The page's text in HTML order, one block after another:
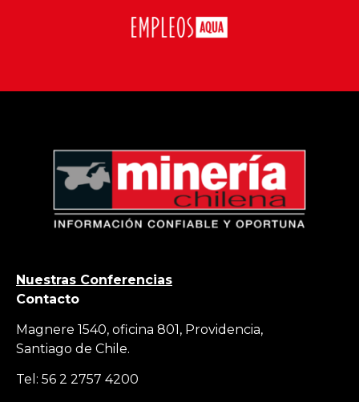
Nuestras Conferencias
Contacto
Magnere 1540, oficina 801, Providencia,
Santiago de Chile.
Tel: 56 2 2757 4200